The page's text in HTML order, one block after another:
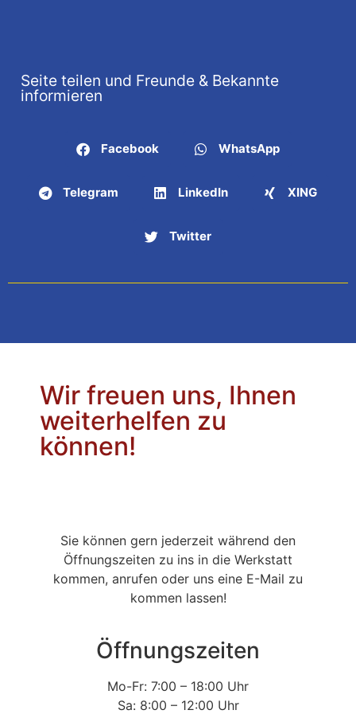
Seite teilen und Freunde & Bekannte
informieren
Facebook WhatsApp
Telegram LinkedIn XING
Twitter
Wir freuen uns, Ihnen
weiterhelfen zu
können!
Sie können gern jederzeit während den
Öffnungszeiten zu ins in die Werkstatt
kommen, anrufen oder uns eine E-Mail zu
kommen lassen!
Öffnungszeiten
Mo-Fr: 7:00 – 18:00 Uhr
Sa: 8:00 – 12:00 Uhr